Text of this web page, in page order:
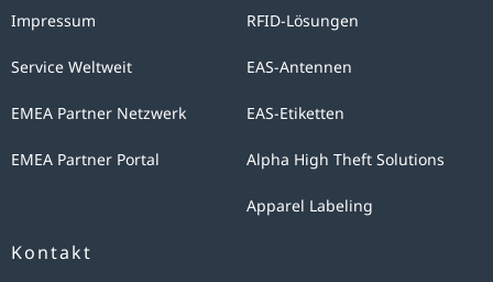
RFID-Lösungen
EAS-Antennen
EAS-Etiketten
Alpha High Theft Solutions
Apparel Labeling
Impressum
Service Weltweit
EMEA Partner Netzwerk
EMEA Partner Portal
Kontakt